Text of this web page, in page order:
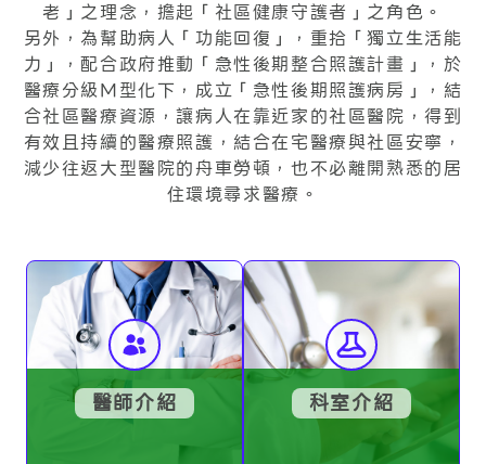
老」之理念，擔起「社區健康守護者」之角色。
另外，為幫助病人「功能回復」，重拾「獨立生活能
力」，配合政府推動「急性後期整合照護計畫」，於
醫療分級M型化下，成立「急性後期照護病房」，結
合社區醫療資源，讓病人在靠近家的社區醫院，得到
有效且持續的醫療照護，結合在宅醫療與社區安寧，
減少往返大型醫院的舟車勞頓，也不必離開熟悉的居
住環境尋求醫療。
醫師介紹 科室介紹